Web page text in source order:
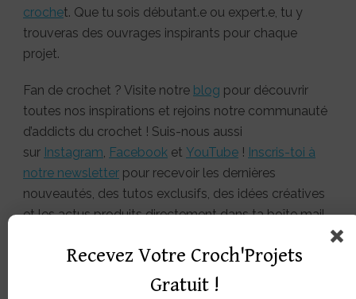
crochet. Que tu sois débutant.e ou expert.e, tu y
trouveras des ouvrages inspirants pour chaque
projet.
Fan de crochet ? Visite notre blog pour découvrir
toutes nos inspirations et rejoins notre communauté
d’addicts du crochet ! Suis-nous aussi
sur Instagram Facebook et YouTube ! Inscris-toi à
notre newsletter pour recevoir les dernières
nouveautés, des tutos exclusifs, des idées créatives
et les actus produits directement dans ta boîte mail.
Veuillez noter qu’aucun de nos codes promo n’est
Recevez Votre Croch'Projets
Gratuit !